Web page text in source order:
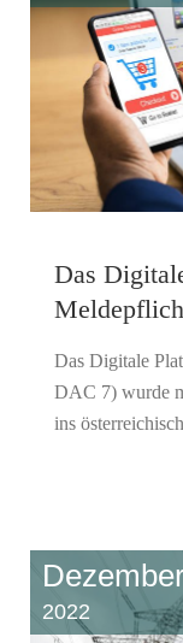
Das
Das Digitale
DAC 7) wurde
ins
2022